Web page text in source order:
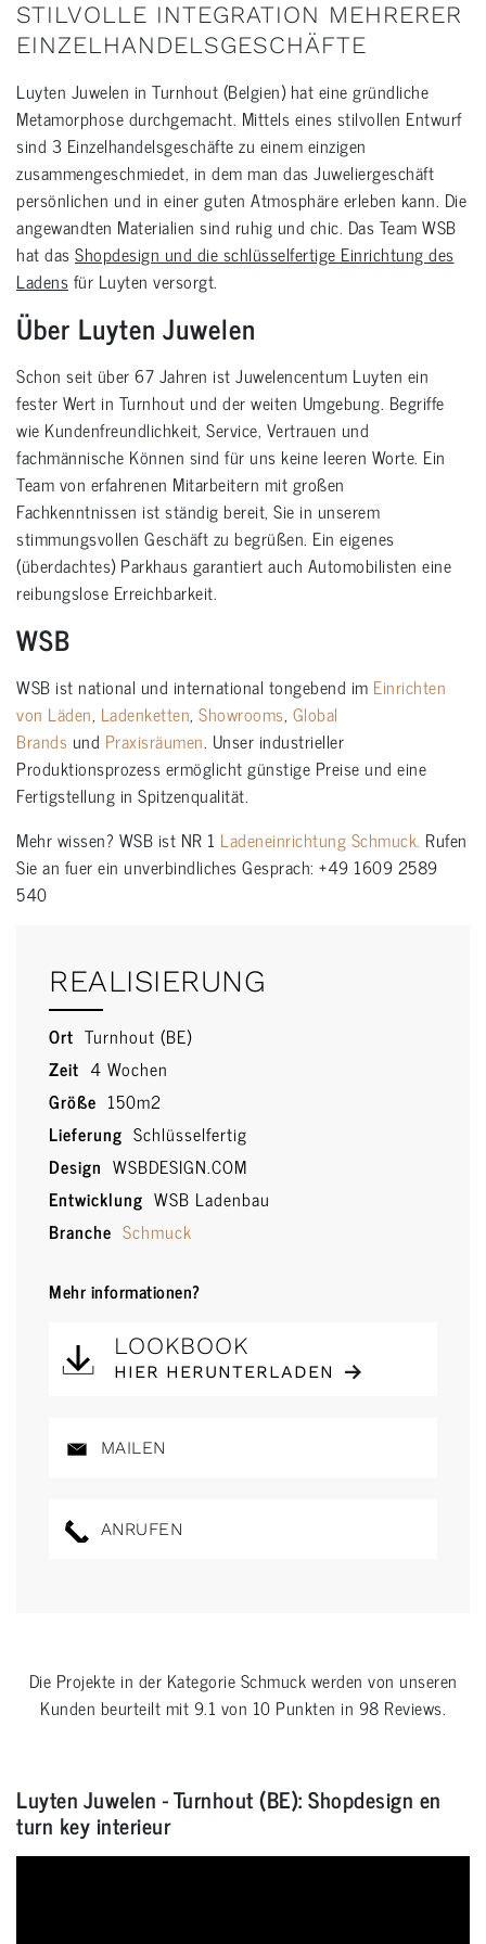
STILVOLLE INTEGRATION MEHRERER
EINZELHANDELSGESCHÄFTE
Luyten Juwelen in Turnhout (Belgien) hat eine gründliche
Metamorphose durchgemacht. Mittels eines stilvollen Entwurf
sind 3 Einzelhandelsgeschäfte zu einem einzigen
zusammengeschmiedet, in dem man das Juweliergeschäft
persönlichen und in einer guten Atmosphäre erleben kann. Die
angewandten Materialien sind ruhig und chic. Das Team WSB
hat dasShopdesign und die schlüsselfertige Einrichtung des
Ladensfür Luyten versorgt.
Über Luyten Juwelen
Schon seit über 67 Jahren ist Juwelencentum Luyten ein
fester Wert in Turnhout und der weiten Umgebung. Begriffe
wie Kundenfreundlichkeit, Service, Vertrauen und
fachmännische Können sind für uns keine leeren Worte. Ein
Team von erfahrenen Mitarbeitern mit großen
Fachkenntnissen ist ständig bereit, Sie in unserem
stimmungsvollen Geschäft zu begrüßen. Ein eigenes
(überdachtes) Parkhaus garantiert auch Automobilisten eine
reibungslose Erreichbarkeit.
WSB
WSB ist national und international tongebend im Einrichten
von Läden, Ladenketten, Showrooms, Global
Brands und Praxisräumen. Unser industrieller
Produktionsprozess ermöglicht günstige Preise und eine
Fertigstellung in Spitzenqualität.
Mehr wissen? WSB ist NR 1 Ladeneinrichtung Schmuck. Rufen
Sie an fuer ein unverbindliches Gesprach: +49 1609 2589
540
REALISIERUNG
Ort Turnhout (BE)
Zeit 4 Wochen
Größe 150m2
Lieferung Schlüsselfertig
Design WSBDESIGN.COM
Entwicklung WSB Ladenbau
Branche Schmuck
Mehr informationen?
LOOKBOOK
HIER HERUNTERLADEN
MAILEN
ANRUFEN
Die Projekte in der KategorieSchmuckwerden von unseren
Kunden beurteilt mit9.1 von 10 Punkten in 98 Reviews.
Luyten Juwelen - Turnhout (BE): Shopdesign en
turn key interieur